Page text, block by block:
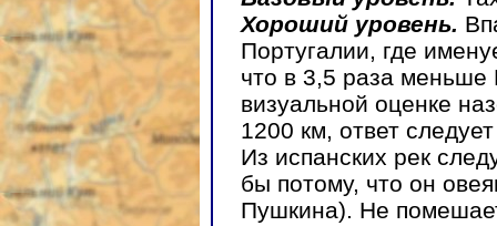
Хороший уровень.
Португалии, где
что в 3,5 раза меньше
визуальной оценке
1200 км, ответ
Из испанских рек
бы потому, что он
Пушкина). Не